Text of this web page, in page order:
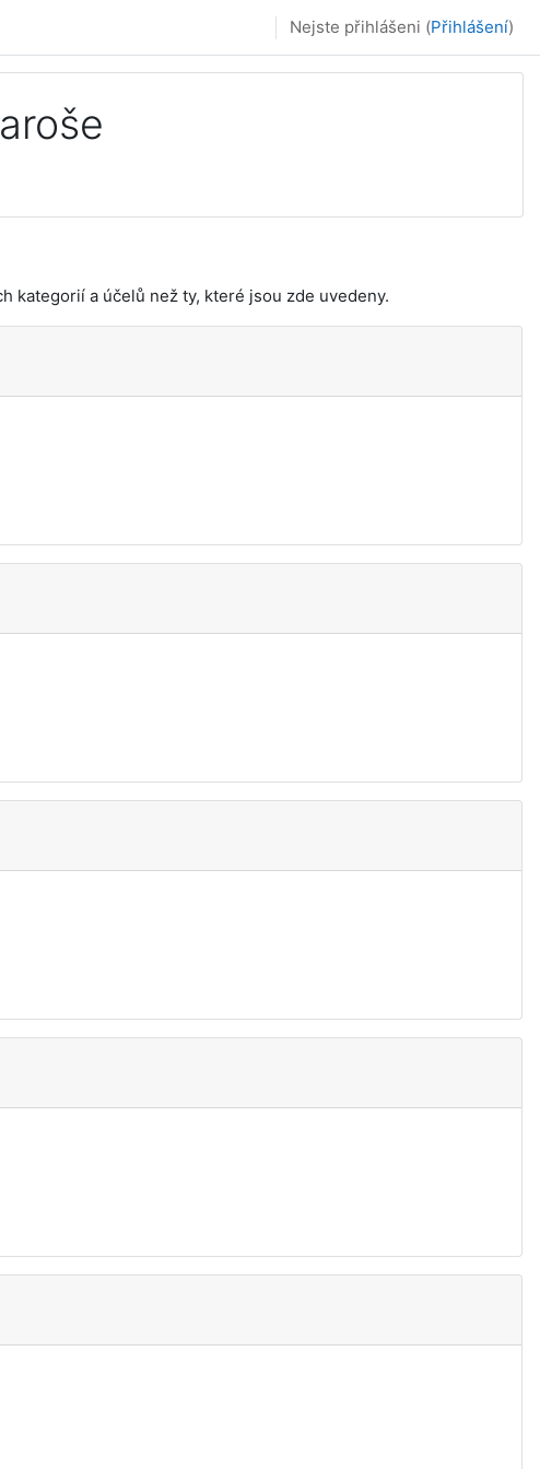
Nejste přihlášeni (Přihlášení)
kategorií a účelů než ty, které jsou zde uvedeny.